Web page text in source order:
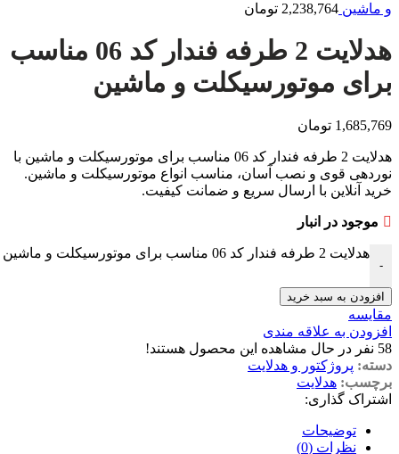
و ماشین 2,238,764 تومان
هدلایت 2 طرفه فندار کد 06 مناسب
برای موتورسیکلت و ماشین
1,685,769 تومان
هدلایت 2 طرفه فندار کد 06 مناسب برای موتورسیکلت و ماشین با
نوردهی قوی و نصب آسان، مناسب انواع موتورسیکلت و ماشین.
خرید آنلاین با ارسال سریع و ضمانت کیفیت.
موجود در انبار
-
هدلایت 2 طرفه فندار کد 06 مناسب برای موتورسیکلت و ماشین عدد
افزودن به سبد خرید
مقایسه
افزودن به علاقه مندی
58 نفر در حال مشاهده این محصول هستند!
دسته: پروژکتور و هدلایت
برچسب: هدلایت
اشتراک گذاری:
توضیحات
نظرات (0)